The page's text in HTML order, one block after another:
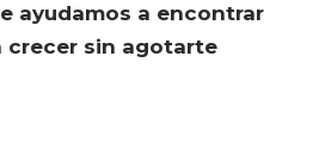
ayudamos a encontrar
crecer sin agotarte